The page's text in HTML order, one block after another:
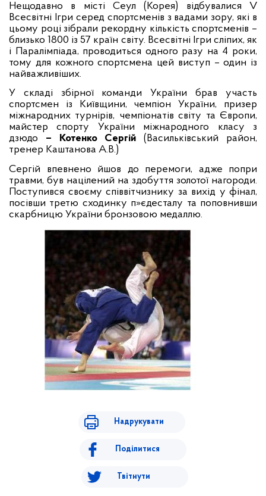
Нещодавно в місті Сеул (Корея) відбувалися V
Всесвітні Ігри серед спортсменів з вадами зору, які в
цьому році зібрали рекордну кількість спортсменів –
близько 1800 із 57 країн світу. Всесвітні Ігри сліпих, як
і Паралімпіада, проводиться одного разу на 4 роки,
тому для кожного спортсмена цей виступ – один із
найважливіших.
У складі збірної команди Українибрав участь
спортсмен із Київщини, чемпіон України, призер
міжнародних турнірів, чемпіонатів світу та Європи,
майстер спорту України міжнародного класу з
дзюдо – Котенко Сергій (Васильківський район,
тренер Каштанова А.В.)
Сергій впевнено йшов до перемоги, адже попри
травми, був націлений на здобуття золотої нагороди.
Поступився своєму співвітчизнику за вихід у фінал,
посівши третю сходинку п»єдесталу та поповнивши
скарбницю України бронзовою медаллю.
Надрукувати
Поділитися
Твітнути